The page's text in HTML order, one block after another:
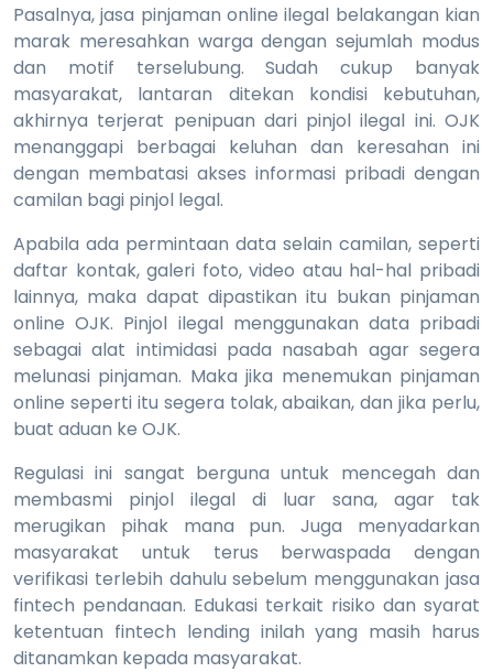
Pasalnya, jasa pinjaman online ilegal belakangan kian
marak meresahkan warga dengan sejumlah modus
dan motif terselubung. Sudah cukup banyak
masyarakat, lantaran ditekan kondisi kebutuhan,
akhirnya terjerat penipuan dari pinjol ilegal ini. OJK
menanggapi berbagai keluhan dan keresahan ini
dengan membatasi akses informasi pribadi dengan
camilan bagi pinjol legal.
Apabila ada permintaan data selain camilan, seperti
daftar kontak, galeri foto, video atau hal-hal pribadi
lainnya, maka dapat dipastikan itu bukan pinjaman
online OJK. Pinjol ilegal menggunakan data pribadi
sebagai alat intimidasi pada nasabah agar segera
melunasi pinjaman. Maka jika menemukan pinjaman
online seperti itu segera tolak, abaikan, dan jika perlu,
buat aduan ke OJK.
Regulasi ini sangat berguna untuk mencegah dan
membasmi pinjol ilegal di luar sana, agar tak
merugikan pihak mana pun. Juga menyadarkan
masyarakat untuk terus berwaspada dengan
verifikasi terlebih dahulu sebelum menggunakan jasa
fintech pendanaan. Edukasi terkait risiko dan syarat
ketentuan fintech lending inilah yang masih harus
ditanamkan kepada masyarakat.